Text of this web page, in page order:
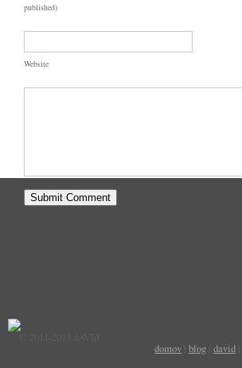
published)
Website
domov blog david